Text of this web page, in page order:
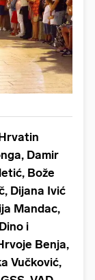
Damir
Bože
Dijana Ivić
Mandac,
i
Benja,
Vučković,